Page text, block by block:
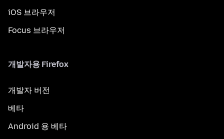
iOS 브라우저
Focus 브라우저
개발자용 Firefox
개발자 버전
베타
Android 용 베타